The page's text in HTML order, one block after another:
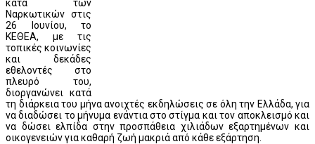
κατά των
Ναρκωτικών στις
26 Ιουνίου, το
ΚΕΘΕΑ, με τις
τοπικές κοινωνίες
και δεκάδες
εθελοντές στο
πλευρό του,
διοργανώνει κατά
τη διάρκεια του μήνα ανοιχτές εκδηλώσεις σε όλη την Ελλάδα, για
να διαδώσει το μήνυμα ενάντια στο στίγμα και τον αποκλεισμό και
να δώσει ελπίδα στην προσπάθεια χιλιάδων εξαρτημένων και
οικογενειών για καθαρή ζωή μακριά από κάθε εξάρτηση.